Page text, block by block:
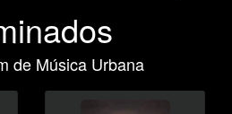
de Música Urbana